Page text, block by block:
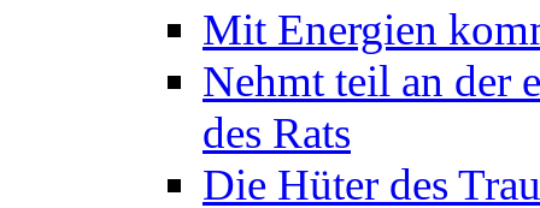
Mit Energien
Nehmt teil an der
des Rats
Die Hüter des